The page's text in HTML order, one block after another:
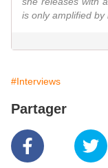
is only amplified by
#Interviews
Partager